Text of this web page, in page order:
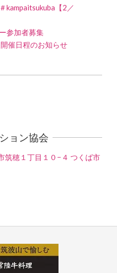
kampaitsukuba【2／
参加者募集
催日程のお知らせ
ョン協会
筑穂１丁目１０−４ つくば市